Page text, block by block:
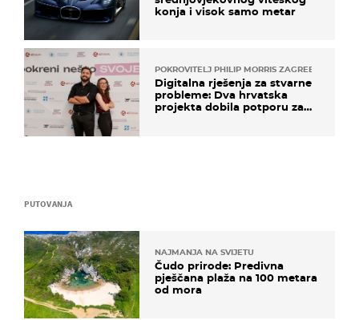
PUTOVANJA
NAJMANJA NA SVIJETU
Čudo prirode: Predivna
pješčana plaža na 100 metara
od mora
konja i visok samo metar
POKROVITELJ PHILIP MORRIS ZAGREB
Digitalna rješenja za stvarne
probleme: Dva hrvatska
projekta dobila potporu za